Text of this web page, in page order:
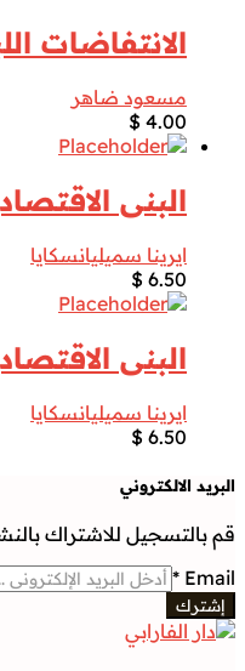
الانتفاضات
مسعود ضاهر
$ 4.00
البنى
ايرينا سميليانسكايا
$ 6.50
البنى
ايرينا سميليانسكايا
$ 6.50
البريد الالكتروني
قم بالتسجيل للاشتراك
Email
*
إشترك